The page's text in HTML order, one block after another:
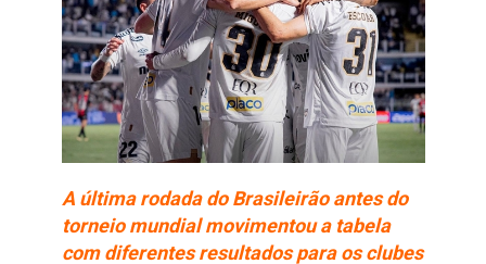
A última rodada do Brasileirão antes do
torneio mundial movimentou a tabela
com diferentes resultados para os clubes